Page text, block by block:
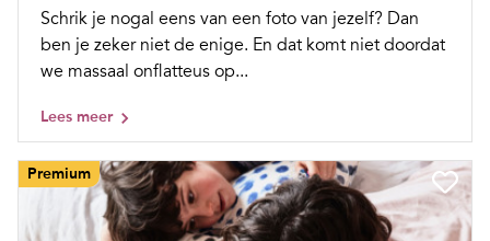
Schrik je nogal eens van een foto van jezelf? Dan
ben je zeker niet de enige. En dat komt niet doordat
we massaal onflatteus op...
Lees meer
Premium